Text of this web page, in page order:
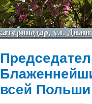
всей